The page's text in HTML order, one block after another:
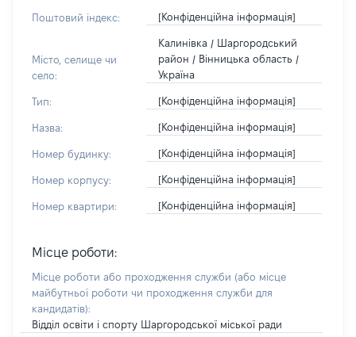
Поштовий індекс: [Конфіденційна інформація]
Місто, селище чи
село:
Калинівка / Шаргородський
район / Вінницька область /
Україна
Тип: [Конфіденційна інформація]
Назва: [Конфіденційна інформація]
Номер будинку: [Конфіденційна інформація]
Номер корпусу: [Конфіденційна інформація]
Номер квартири: [Конфіденційна інформація]
Місце роботи:
Місце роботи або проходження служби (або місце
майбутньої роботи чи проходження служби для
кандидатів):
Відділ освіти і спорту Шаргородської міської ради